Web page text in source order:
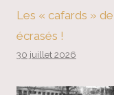
Les « cafards »
écrasés !
30 juillet 2026